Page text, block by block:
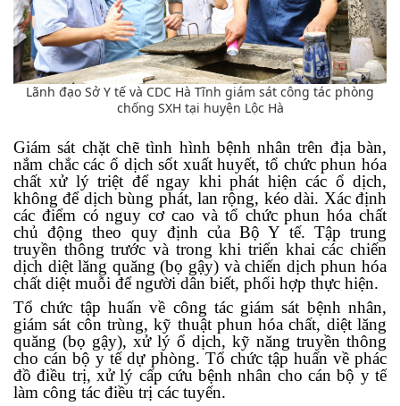
Lãnh đạo Sở Y tế và CDC Hà Tĩnh giám sát công tác phòng
chống SXH tại huyện Lộc Hà
Giám sát chặt chẽ tình hình bệnh nhân trên địa bàn,
nắm chắc các ổ dịch sốt xuất huyết, tổ chức phun hóa
chất xử lý triệt để ngay khi phát hiện các ổ dịch,
không để dịch bùng phát, lan rộng, kéo dài. Xác định
các điểm có nguy cơ cao và tổ chức phun hóa chất
chủ động theo quy định của Bộ Y tế. Tập trung
truyền thông trước và trong khi triển khai các chiến
dịch diệt lăng quăng (bọ gậy) và chiến dịch phun hóa
chất diệt muỗi để người dân biết, phối hợp thực hiện.
Tổ chức tập huấn về công tác giám sát bệnh nhân,
giám sát côn trùng, kỹ thuật phun hóa chất, diệt lăng
quăng (bọ gậy), xử lý ổ dịch, kỹ năng truyền thông
cho cán bộ y tế dự phòng. Tổ chức tập huấn về phác
đồ điều trị, xử lý cấp cứu bệnh nhân cho cán bộ y tế
làm công tác điều trị các tuyến.